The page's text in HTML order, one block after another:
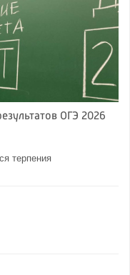
ОГЭ 2026
терпения